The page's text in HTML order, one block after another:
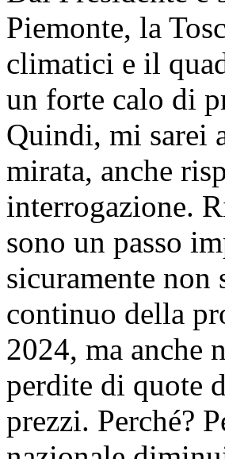
Piemonte, la
climatici e il
un forte calo di
Quindi, mi sarei
mirata, anche
interrogazione.
sono un passo
sicuramente
continuo della
2024, ma anche
perdite di quote
prezzi. Perché?